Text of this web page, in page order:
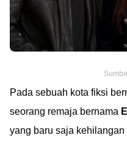
Pada sebuah kota fiksi
seorang remaja bernama
yang baru saja